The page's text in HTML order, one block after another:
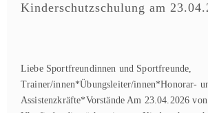
Kinderschutzschulung am
Liebe Sportfreundinnen und Sportfreunde,
Trainer/innen*Übungsleiter/innen*Honorar-
Assistenzkräfte*Vorstände Am 23.04.2026